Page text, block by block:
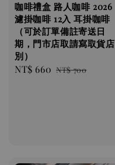
咖啡禮盒 路人咖啡 2026
濾掛咖啡 12入 耳掛咖啡
（可於訂單備註寄送日
期，門市店取請寫取貨店
別）
Sale
NT$ 660 Regular
NT$ 700